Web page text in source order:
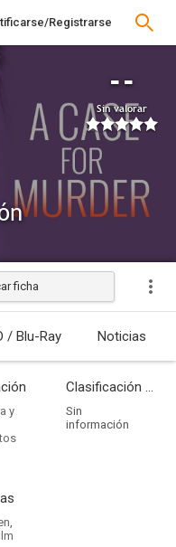
Registrarse
--
Sin valorar
Estrenada
ficha
/ Blu-Ray Noticias
y
Clasificación por edades
Sin
información
,